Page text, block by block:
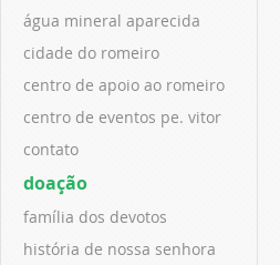
água mineral aparecida
cidade do romeiro
centro de apoio ao romeiro
centro de eventos pe. vitor
contato
doação
família dos devotos
história de nossa senhora